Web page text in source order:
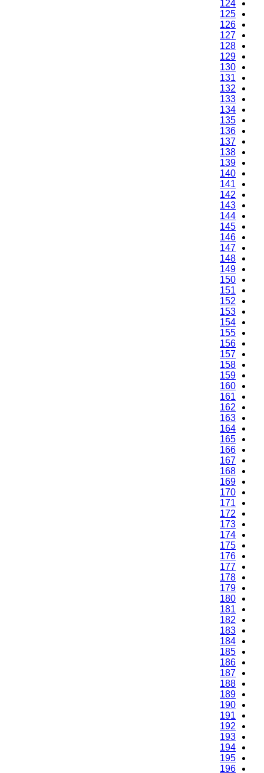
124
125
126
127
128
129
130
131
132
133
134
135
136
137
138
139
140
141
142
143
144
145
146
147
148
149
150
151
152
153
154
155
156
157
158
159
160
161
162
163
164
165
166
167
168
169
170
171
172
173
174
175
176
177
178
179
180
181
182
183
184
185
186
187
188
189
190
191
192
193
194
195
196